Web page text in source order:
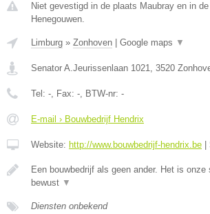
Niet gevestigd in de plaats Maubray en in
Henegouwen.
Limburg » Zonhoven Google maps ▼
Senator A.Jeurissenlaan 1021, 3520
Tel: -, Fax: -, BTW-nr: -
E-mail › Bouwbedrijf Hendrix
Website: http://www.bouwbedrijf-hendrix.be
Een bouwbedrijf als geen ander. Het is
bewust ▼
Diensten onbekend